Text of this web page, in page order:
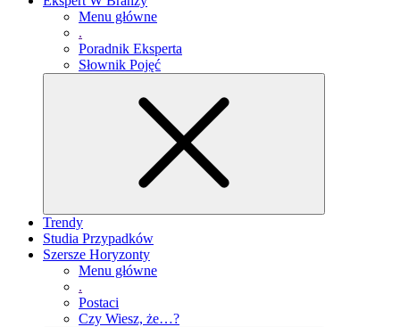
Menu główne
.
Poradnik Eksperta
Słownik Pojęć
Trendy
Studia Przypadków
Szersze Horyzonty
Menu główne
.
Postaci
Czy Wiesz, że…?